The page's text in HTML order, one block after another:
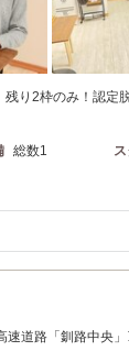
残り2枠のみ！認定
総数1
道路「釧路中央」